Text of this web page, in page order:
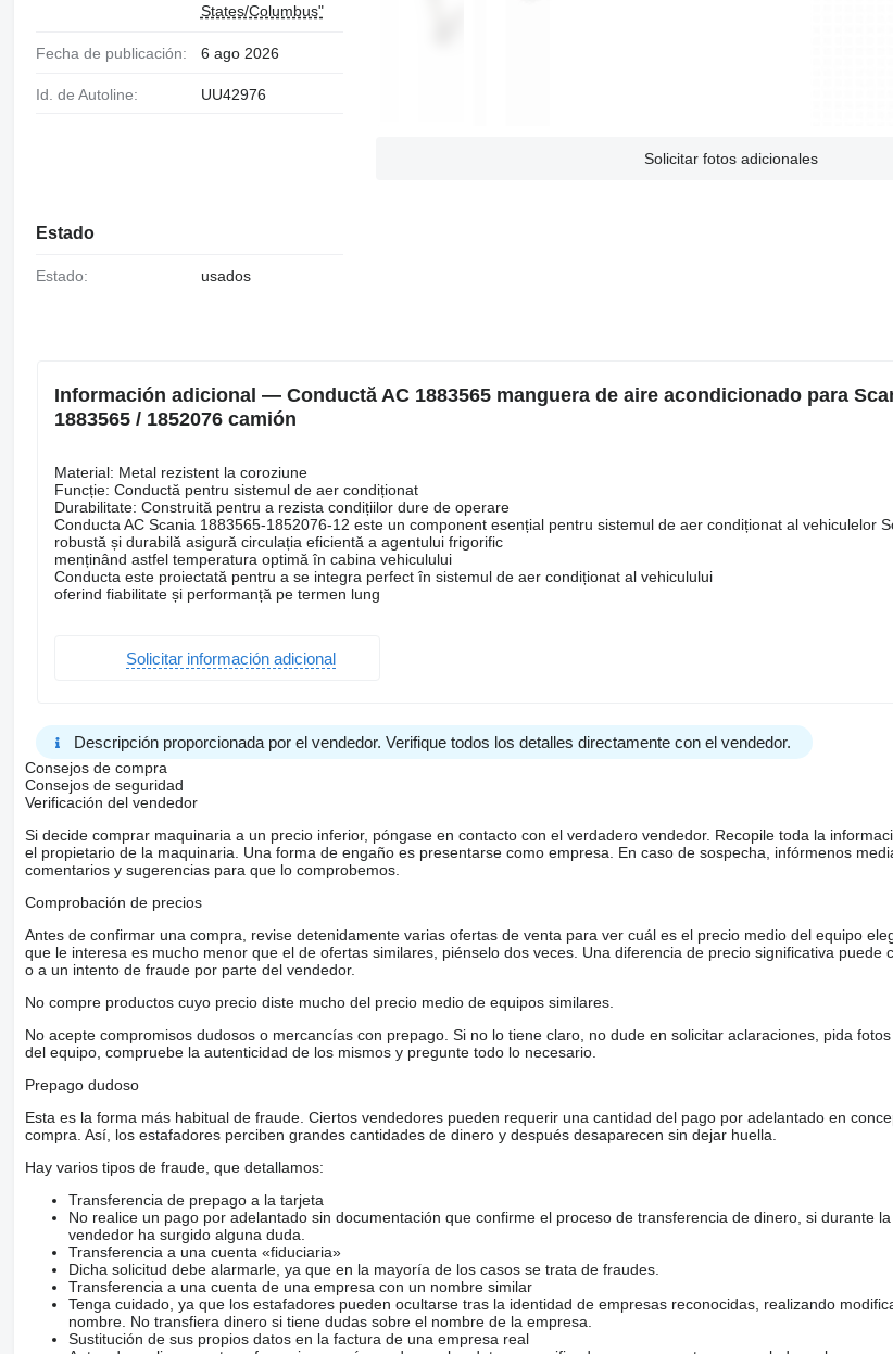
Solicitar fotos adicionales
States/Columbus"
Fecha de publicación: 6 ago 2026
Id. de Autoline: UU42976
Estado
Estado: usados
Información adicional — Conductă AC 1883565 manguera de aire acondicionado para
1883565 / 1852076 camión
Material: Metal rezistent la coroziune
Funcție: Conductă pentru sistemul de aer condiționat
Durabilitate: Construită pentru a rezista condițiilor dure de operare
Conducta AC Scania 1883565-1852076-12 este un component esențial pentru sistemul de aer condiționat al vehiculelor
robustă și durabilă asigură circulația eficientă a agentului frigorific
menținând astfel temperatura optimă în cabina vehiculului
Conducta este proiectată pentru a se integra perfect în sistemul de aer condiționat al vehiculului
oferind fiabilitate și performanță pe termen lung
Solicitar información adicional
Descripción proporcionada por el vendedor. Verifique todos los detalles directamente con el vendedor.
Consejos de compra
Consejos de seguridad
Verificación del vendedor
Si decide comprar maquinaria a un precio inferior, póngase en contacto con el verdadero vendedor. Recopile toda la
el propietario de la maquinaria. Una forma de engaño es presentarse como empresa. En caso de sospecha, infórmenos
comentarios y sugerencias para que lo comprobemos.
Comprobación de precios
Antes de confirmar una compra, revise detenidamente varias ofertas de venta para ver cuál es el precio medio del equipo
que le interesa es mucho menor que el de ofertas similares, piénselo dos veces. Una diferencia de precio significativa puede
o a un intento de fraude por parte del vendedor.
No compre productos cuyo precio diste mucho del precio medio de equipos similares.
No acepte compromisos dudosos o mercancías con prepago. Si no lo tiene claro, no dude en solicitar aclaraciones, pida
del equipo, compruebe la autenticidad de los mismos y pregunte todo lo necesario.
Prepago dudoso
Esta es la forma más habitual de fraude. Ciertos vendedores pueden requerir una cantidad del pago por adelantado en
compra. Así, los estafadores perciben grandes cantidades de dinero y después desaparecen sin dejar huella.
Hay varios tipos de fraude, que detallamos:
Transferencia de prepago a la tarjeta
No realice un pago por adelantado sin documentación que confirme el proceso de transferencia de dinero, si durante
vendedor ha surgido alguna duda.
Transferencia a una cuenta «fiduciaria»
Dicha solicitud debe alarmarle, ya que en la mayoría de los casos se trata de fraudes.
Transferencia a una cuenta de una empresa con un nombre similar
Tenga cuidado, ya que los estafadores pueden ocultarse tras la identidad de empresas reconocidas, realizando
nombre. No transfiera dinero si tiene dudas sobre el nombre de la empresa.
Sustitución de sus propios datos en la factura de una empresa real